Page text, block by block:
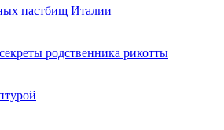
пастбищ Италии
родственника рикотты